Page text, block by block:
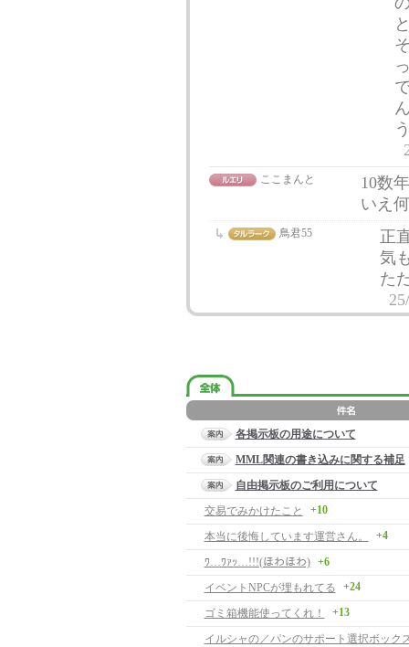
ここまんと
10数
いえ
鳥君55
正
気
た
各掲示板の用途について
MML関連の書き込みに関する補足
自由掲示板のご利用について
交易でみかけたこと
+10
本当に後悔しています運営さん。 +4
ﾜ…ﾜｧｯ…!!!(ほわほわ)
+6
イベントNPCが埋もれてる
+24
ゴミ箱機能使ってくれ！ +13
イルシャの／パンのサポート選択ボック